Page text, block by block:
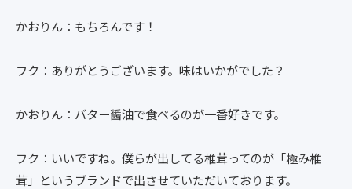
かおりん：もちろんです！
フク：ありがとうございます。味はいかがでした？
かおりん：バター醤油で食べるのが一番好きです。
フク：いいですね。僕らが出してる椎茸ってのが「極み椎
茸」というブランドで出させていただいております。